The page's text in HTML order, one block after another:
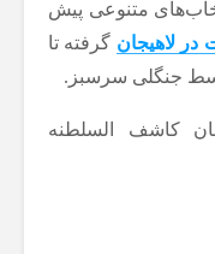
متنوعی پیش
در لاهیجان گرفته تا
جنگلی سرسبز.
کاشف السلطنه